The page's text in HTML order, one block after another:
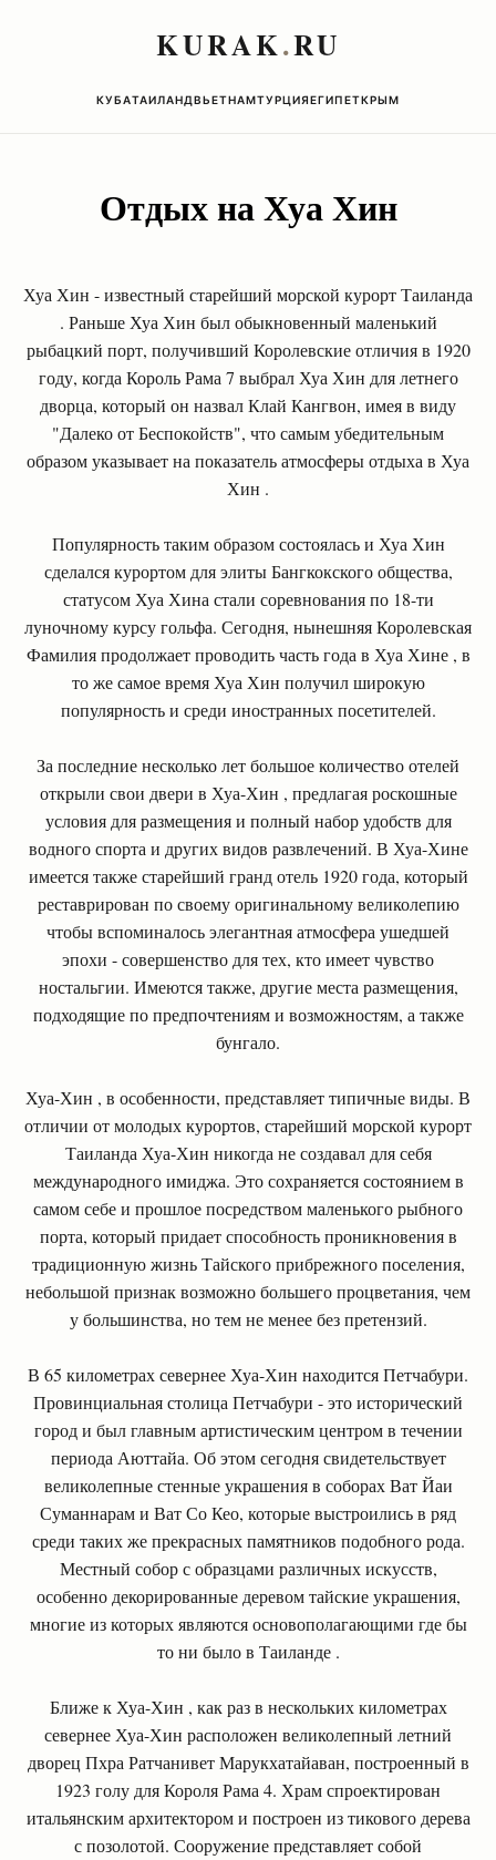
KURAK.RU
КУБАТАИЛАНДВЬЕТНАМТУРЦИЯЕГИПЕТКРЫМ
Отдых на Хуа Хин
Хуа Хин - известный старейший морской курорт Таиланда
. Раньше Хуа Хин был обыкновенный маленький
рыбацкий порт, получивший Королевские отличия в 1920
году, когда Король Рама 7 выбрал Хуа Хин для летнего
дворца, который он назвал Клай Кангвон, имея в виду
"Далеко от Беспокойств", что самым убедительным
образом указывает на показатель атмосферы отдыха в Хуа
Хин .
Популярность таким образом состоялась и Хуа Хин
сделался курортом для элиты Бангкокского общества,
статусом Хуа Хина стали соревнования по 18-ти
луночному курсу гольфа. Сегодня, нынешняя Королевская
Фамилия продолжает проводить часть года в Хуа Хине , в
то же самое время Хуа Хин получил широкую
популярность и среди иностранных посетителей.
За последние несколько лет большое количество отелей
открыли свои двери в Хуа-Хин , предлагая роскошные
условия для размещения и полный набор удобств для
водного спорта и других видов развлечений. В Хуа-Хине
имеется также старейший гранд отель 1920 года, который
реставрирован по своему оригинальному великолепию
чтобы вспоминалось элегантная атмосфера ушедшей
эпохи - совершенство для тех, кто имеет чувство
ностальгии. Имеются также, другие места размещения,
подходящие по предпочтениям и возможностям, а также
бунгало.
Хуа-Хин , в особенности, представляет типичные виды. В
отличии от молодых курортов, старейший морской курорт
Таиланда Хуа-Хин никогда не создавал для себя
международного имиджа. Это сохраняется состоянием в
самом себе и прошлое посредством маленького рыбного
порта, который придает способность проникновения в
традиционную жизнь Тайского прибрежного поселения,
небольшой признак возможно большего процветания, чем
у большинства, но тем не менее без претензий.
В 65 километрах севернее Хуа-Хин находится Петчабури.
Провинциальная столица Петчабури - это исторический
город и был главным артистическим центром в течении
периода Аюттайа. Об этом сегодня свидетельствует
великолепные стенные украшения в соборах Ват Йаи
Суманнарам и Ват Со Кео, которые выстроились в ряд
среди таких же прекрасных памятников подобного рода.
Местный собор с образцами различных искусств,
особенно декорированные деревом тайские украшения,
многие из которых являются основополагающими где бы
то ни было в Таиланде .
Ближе к Хуа-Хин , как раз в нескольких километрах
севернее Хуа-Хин расположен великолепный летний
дворец Пхра Ратчанивет Марукхатайаван, построенный в
1923 голу для Короля Рама 4. Храм спроектирован
итальянским архитектором и построен из тикового дерева
с позолотой. Сооружение представляет собой